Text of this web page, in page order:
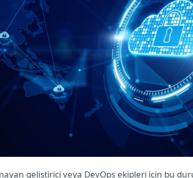
geliştirici veya DevOps ekipleri için bu